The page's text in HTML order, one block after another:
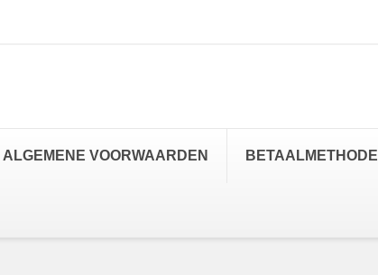
ALGEMENE VOORWAARDEN